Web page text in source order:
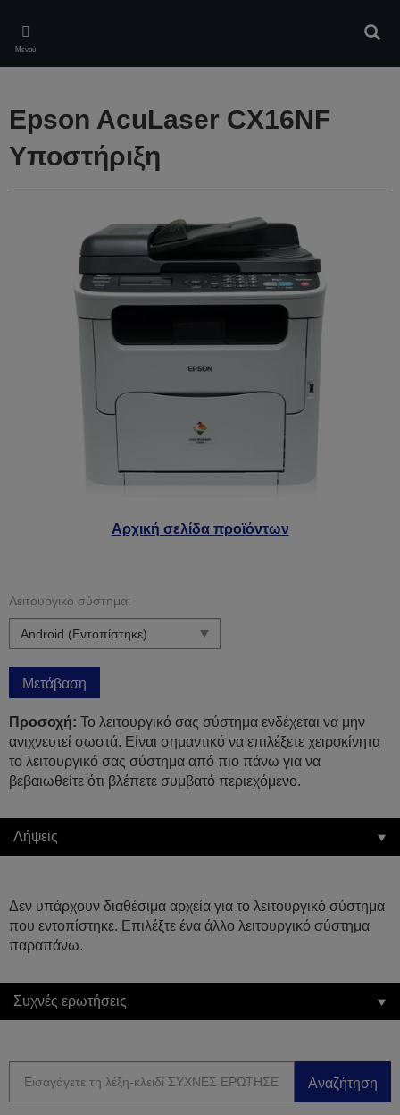
main
content
Μενού
Αρχική σελίδα προϊόντων
Epson AcuLaser CX16NF
Υποστήριξη
Λειτουργικό σύστημα:
Μετάβαση
Προσοχή: Το λειτουργικό σας σύστημα ενδέχεται να μην
ανιχνευτεί σωστά. Είναι σημαντικό να επιλέξετε χειροκίνητα
το λειτουργικό σας σύστημα από πιο πάνω για να
βεβαιωθείτε ότι βλέπετε συμβατό περιεχόμενο.
Λήψεις
Δεν υπάρχουν διαθέσιμα αρχεία για το λειτουργικό σύστημα
που εντοπίστηκε. Επιλέξτε ένα άλλο λειτουργικό σύστημα
παραπάνω.
Συχνές ερωτήσεις
Αναζήτηση